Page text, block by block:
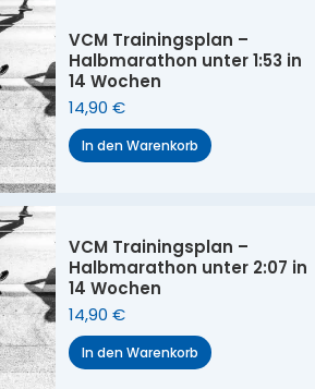
VCM Trainingsplan –
Halbmarathon unter 1:53 in
14 Wochen
14,90€
In den Warenkorb
VCM Trainingsplan –
Halbmarathon unter 2:07 in
14 Wochen
14,90€
In den Warenkorb